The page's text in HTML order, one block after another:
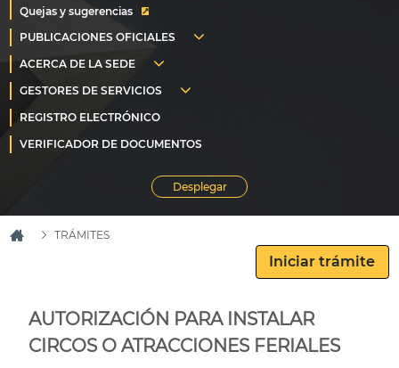
Quejas y sugerencias
TRÁMITES
AUTORIZACIÓN PARA INSTALAR
CIRCOS O ATRACCIONES FERIALES